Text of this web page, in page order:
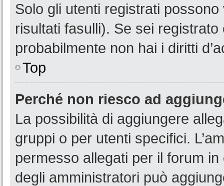
Solo gli utenti registrati
risultati fasulli). Se sei
probabilmente non hai i diritti
Top
Perché non riesco ad
La possibilità di aggiungere
gruppi o per utenti specifici.
permesso allegati per il forum
degli amministratori può